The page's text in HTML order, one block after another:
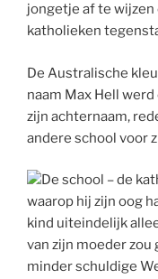
jongetje af te
katholieken
De Australische
naam Max Hell
zijn achternaam,
andere school voor
De school – de
waarop hij zijn oog
kind uiteindelijk
van zijn moeder zou
minder schuldige